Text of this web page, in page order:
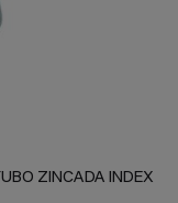
ZINCADA INDEX